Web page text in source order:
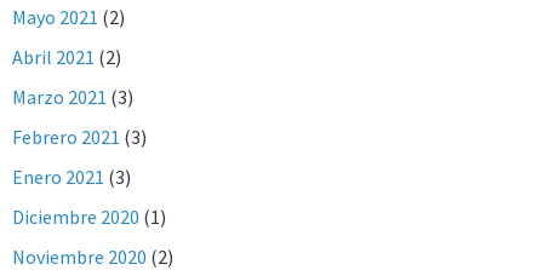
Mayo 2021 (2)
Abril 2021 (2)
Marzo 2021 (3)
Febrero 2021 (3)
Enero 2021 (3)
Diciembre 2020 (1)
Noviembre 2020 (2)